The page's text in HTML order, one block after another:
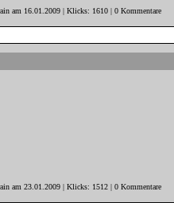
am 16.01.2009 | Klicks: 1610 | 0 Kommentare
am 23.01.2009 | Klicks: 1512 | 0 Kommentare